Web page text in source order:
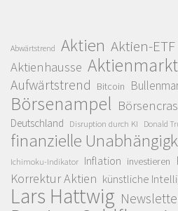
Abwärtstrend Aktien Aktien-ETF
Aktienhausse Aktienmarkt
Aufwärtstrend Bitcoin
Börsenampel
Deutschland Disruption durch KI Donald
finanzielle
Ichimoku-Indikator Inflation investieren
Korrektur Aktien künstliche
Lars Hattwig